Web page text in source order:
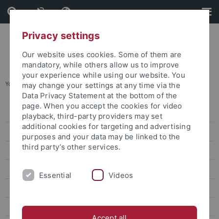
Skip
to
content
Skip
to
footer
You are here: Startseite ... Internationalisierung
Veranstaltungen
Förderformate
Generative KI in Lehre und Forschung
Digitale Lehre
Teaching Excellence – Digital
Privacy settings
Our website uses cookies. Some of them are
mandatory, while others allow us to improve
your experience while using our website. You
may change your settings at any time via the
Data Privacy Statement at the bottom of the
page. When you accept the cookies for video
playback, third-party providers may set
additional cookies for targeting and advertising
purposes and your data may be linked to the
third party’s other services.
Essential Videos